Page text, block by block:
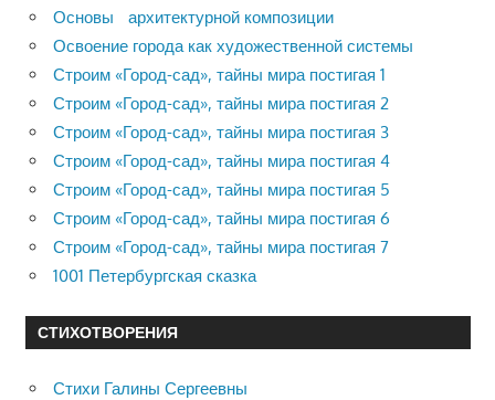
Основы архитектурной композиции
Освоение города как художественной системы
Строим «Город-сад», тайны мира постигая 1
Строим «Город-сад», тайны мира постигая 2
Строим «Город-сад», тайны мира постигая 3
Строим «Город-сад», тайны мира постигая 4
Строим «Город-сад», тайны мира постигая 5
Строим «Город-сад», тайны мира постигая 6
Строим «Город-сад», тайны мира постигая 7
1001 Петербургская сказка
СТИХОТВОРЕНИЯ
Стихи Галины Сергеевны